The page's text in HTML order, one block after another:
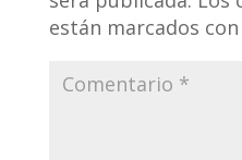
están marcados con